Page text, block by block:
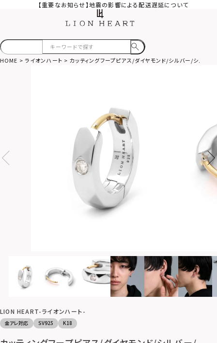
【重要なお知らせ】地震の影響による配送遅延について
HOME ライオンハート カッティングフープピアス/ダイヤモンド/シルバー/シルバ
LION HEART-ライオンハート-
金アレ対応 SV925 K18